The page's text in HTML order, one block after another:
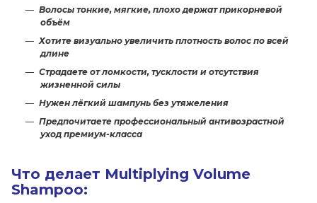
Волосы тонкие, мягкие, плохо держат прикорневой
объём
Хотите визуально увеличить плотность волос по всей
длине
Страдаете от ломкости, тусклости и отсутствия
жизненной силы
Нужен лёгкий шампунь без утяжеления
Предпочитаете профессиональный антивозрастной
уход премиум-класса
Что делает Multiplying Volume
Shampoo: